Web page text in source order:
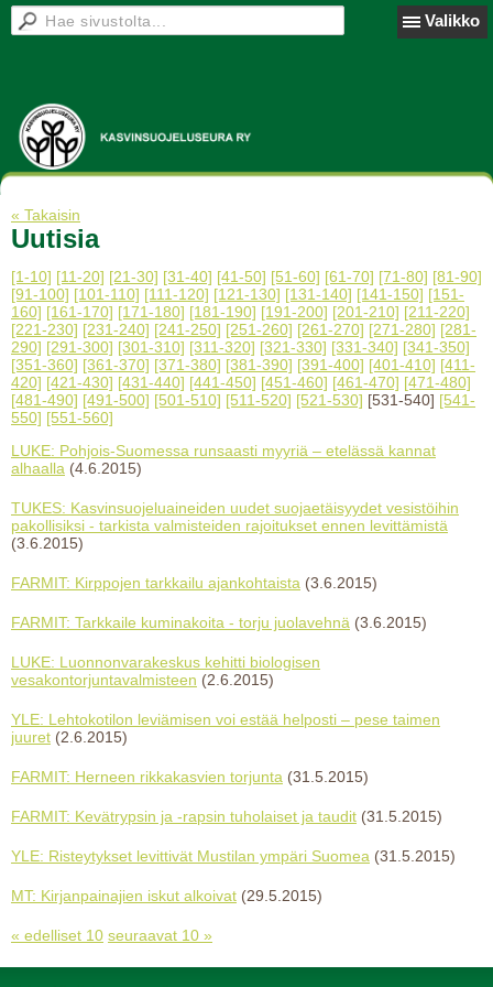
Valikko
« Takaisin
Uutisia
[1-10] [11-20] [21-30] [31-40] [41-50] [51-60] [61-70] [71-80] [81-90]
[91-100] [101-110] [111-120] [121-130] [131-140] [141-150] [151-
160] [161-170] [171-180] [181-190] [191-200] [201-210] [211-220]
[221-230] [231-240] [241-250] [251-260] [261-270] [271-280] [281-
290] [291-300] [301-310] [311-320] [321-330] [331-340] [341-350]
[351-360] [361-370] [371-380] [381-390] [391-400] [401-410] [411-
420] [421-430] [431-440] [441-450] [451-460] [461-470] [471-480]
[481-490] [491-500] [501-510] [511-520] [521-530] [531-540] [541-
550] [551-560]
LUKE: Pohjois-Suomessa runsaasti myyriä – etelässä kannat
alhaalla (4.6.2015)
TUKES: Kasvinsuojeluaineiden uudet suojaetäisyydet vesistöihin
pakollisiksi - tarkista valmisteiden rajoitukset ennen levittämistä
(3.6.2015)
FARMIT: Kirppojen tarkkailu ajankohtaista (3.6.2015)
FARMIT: Tarkkaile kuminakoita - torju juolavehnä (3.6.2015)
LUKE: Luonnonvarakeskus kehitti biologisen
vesakontorjuntavalmisteen (2.6.2015)
YLE: Lehtokotilon leviämisen voi estää helposti – pese taimen
juuret (2.6.2015)
FARMIT: Herneen rikkakasvien torjunta (31.5.2015)
FARMIT: Kevätrypsin ja -rapsin tuholaiset ja taudit (31.5.2015)
YLE: Risteytykset levittivät Mustilan ympäri Suomea (31.5.2015)
MT: Kirjanpainajien iskut alkoivat (29.5.2015)
« edelliset 10 seuraavat 10 »